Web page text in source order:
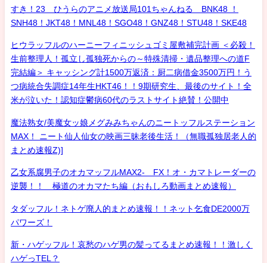
すき！23 ひうらのアニメ放送局101ちゃんねる BNK48 ！
SNH48！JKT48！MNL48！SGO48！GNZ48！STU48！SKE48
ヒウラッフルのハーニーフィニッシュゴミ屋敷補完計画 ＜必殺！
生前整理人！孤立し孤独死からの～特殊清掃・遺品整理への道F
完結編＞ キャッシング計1500万返済：厨二病借金3500万円！う
つ病統合失調症14年生HKT46！！9期研究生、最後のサイト！全
米が泣いた！認知症鬱病60代のラストサイト絶賛！公開中
魔法熟女/美魔女ッ娘メグみみちゃんのニートッフルステーション
MAX！ ニート仙人仙女の映画三昧老後生活！（無職孤独居老人的
まとめ速報Z)]
乙女系腐男子のオカマッフルMAX2- FX！オ・カマトレーダーの
逆襲！！ 極道のオカマたち編（おもしろ動画まとめ速報）
タダッフル！ネトゲ廃人的まとめ速報！！ネット乞食DE2000万
パワーズ！
新・ハゲッフル！哀愁のハゲ男の髪ってるまとめ速報！！激しく
ハゲっTEL？